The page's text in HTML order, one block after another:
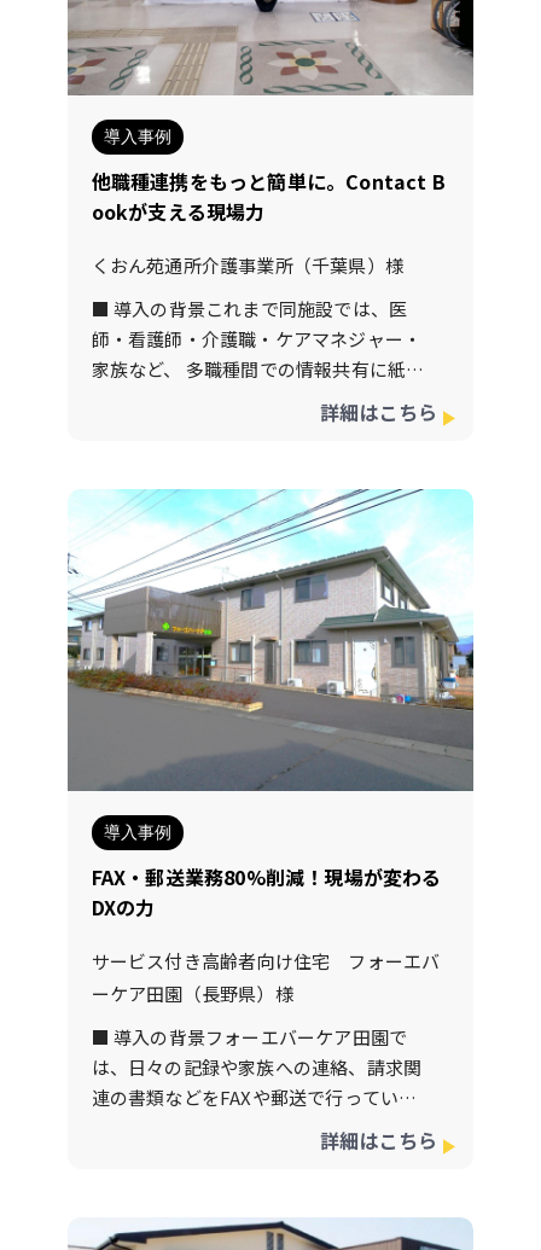
為、浮いた郵送費で月額8,800円（税
込）の使用料が払えてしまうので、なん
だか無料でそれ以外の申し送りや記録物
の保存など沢山の機能を使わせていただ
けて、本当に感謝しております！職員一
人一人スマホから記録が入力でき、記録
に掛かる時間も大幅に削減でき、申し送
りやグループチャット機能で職員間の情
がりました！ＬＩＮＥのような操作感で
全てのスタッフが導入後も混乱なく、ス
ムーズに直感的に操作ができており、皆
喜んでいます！もっと早くContactBook
に出会い導入しておけば良かったと後悔
すらしております！ご家族様からもチャ
アプリで通知ができる事で、安心して介
護サービスをご利用いただけており、満
足度も高く、大変助かっております！施
設のDX化や業務効率・経費削減で悩まれ
ている事業者様は、Contact Bookの導
入をお勧めします！試しに導入してみる
価値は絶大のサービスですよ！
導入事例
他職種連携をもっと簡単に。Contact B
ookが支える現場力
くおん苑通所介護事業所（千葉県）様
■ 導入の背景これまで同施設では、医
師・看護師・介護職・ケアマネジャー・
家族など、 多職種間での情報共有に紙の
申し送りや電話連絡が中心でした。 その
確認対応に追われる といった課題があり
ました。 そこで、現場のコミュニケーシ
ョンを一元化できる仕組みとして「Cont
act Book」の導入を決定しました。■
導入の決め手 記録・報告・共有がアプリ
内で完結 リアルタイム更新で、多職種間
のタイムラグを解消 セキュリティを確保
しながら家族も閲覧可能 特に「職種別の
権限設定」と「家族向けタイムライン表
示」が高く評価され、 医療・介護・家族
を“ひとつの画面でつなぐ”ことができる
点が導入の決め手となりました。 「今ま
で看護師とケアマネが同じ情報を見るま
で1日かかることもありました。 今はCo
ntact Bookに記録した瞬間に共有できる
で進められます。」 — 副施設長（看護
師） ■ 導入効果 報告・共有にかかる時
間が50％削減 カンファレンス前の情報整
理がスムーズに 家族からの電話問い合わ
せが減少（週15件→5件） 夜勤職員も翌
的ではなく、 “同じ情報を同じタイミン
えたチームケアを生み出しています。■
担当者の声 「ITに苦手意識がある職員で
詳細はこちら
導入事例
FAX・郵送業務80%削減！現場が変わる
DXの力
サービス付き高齢者向け住宅 フォーエバ
ーケア田園（長野県）様
■ 導入の背景フォーエバーケア田園で
は、日々の記録や家族への連絡、請求関
連の書類などをFAXや郵送で行っていま
た課題が続き、現場では「業務のための
詳細はこちら